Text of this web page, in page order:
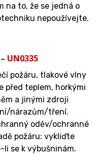
na to, že se jedná o
nepoužívejte.
UN0335
požáru, tlakové vlny
před teplem, horkými
a jinými zdroji
nárazům/tření.
oděv/ochranné
požáru: vykliďte
li se k výbušninám.